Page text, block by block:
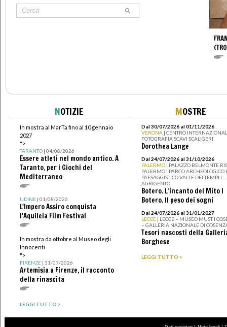
NOTIZIE
In mostra al MarTa fino al 10 gennaio
2027
">
TARANTO| 04/08/2026
Essere atleti nel mondo antico. A
Taranto, per i Giochi del
Mediterraneo
UDINE| 01/08/2026
L'Impero Assiro conquista
l'Aquileia Film Festival
In mostra da ottobre al Museo degli
Innocenti
">
FIRENZE| 31/07/2026
Artemisia a Firenze, il racconto
della rinascita
LEGGI TUTTO >
MOSTRE
Dal 30/07/2026 al 01/11/2026
VERONA | CENTRO
FOTOGRAFIA SCAVI SCALIGERI
Dorothea Lange
Dal 24/07/2026 al 31/10/2026
PALERMO | PALAZZO BELMONTE
PALERMO I PARCO ARCHEOLOGICO
PAESAGGISTICO VALLE DEI TEMPLI -
AGRIGENTO
Botero. L’incanto del Mito I
Botero. Il peso dei sogni
Dal 24/07/2026 al 31/01/2027
LECCE | LECCE – MUSEO MUST I
– GALLERIA NAZIONALE DI
Tesori nascosti della
Borghese
LEGGI TUTTO >